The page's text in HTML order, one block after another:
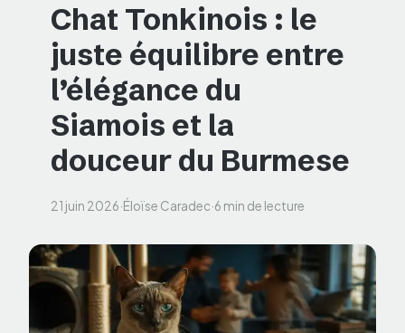
Chats
Maison
Jardinage
Chat Tonkinois : le
juste équilibre entre
l’élégance du
Siamois et la
douceur du Burmese
21 juin 2026·Éloïse Caradec·6 min de lecture